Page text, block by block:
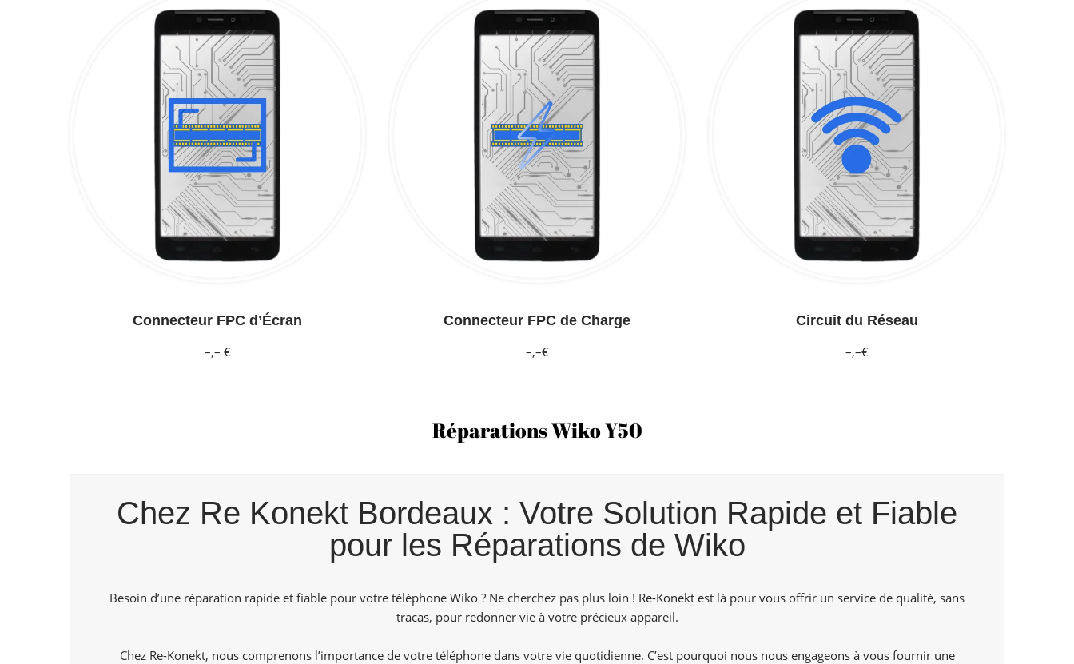
Connecteur FPC d’Écran
–,– €
Connecteur FPC de Charge
–,–€
Circuit du Réseau
–,–€
Réparations Wiko Y50
Chez Re Konekt Bordeaux : Votre Solution Rapide et Fiable
pour les Réparations de Wiko
Besoin d’une réparation rapide et fiable pour votre téléphone Wiko ? Ne cherchez pas plus loin ! Re-Konekt est là pour vous offrir un service de qualité, sans
tracas, pour redonner vie à votre précieux appareil.
Chez Re-Konekt, nous comprenons l’importance de votre téléphone dans votre vie quotidienne. C’est pourquoi nous nous engageons à vous fournir une